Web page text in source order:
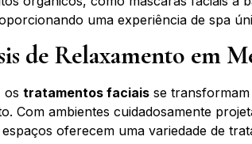
uma experiência de spa
de Relaxamento em
ostratamentos faciais se
Com ambientes cuidadosamente
oferecem uma variedade de